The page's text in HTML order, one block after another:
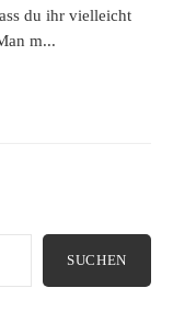
du ihr vielleicht
m...
SUCHEN